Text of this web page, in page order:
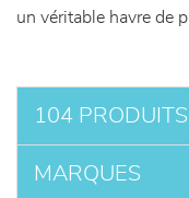
un véritable havre de
104 PRODUITS
MARQUES